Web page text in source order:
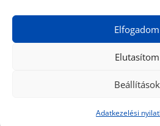
Elfogadom
Elutasítom
Beállítások
Adatkezelési
© 2024 Tiéd a Világ